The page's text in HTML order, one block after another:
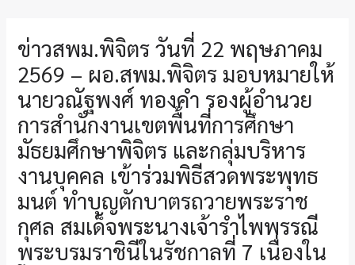
ข่าวสพม.พิจิตร วันที่ 22 พฤษภาคม
2569 – ผอ.สพม.พิจิตร มอบหมายให้
นายวณัฐพงศ์ ทองคำ รองผู้อำนวย
การสำนักงานเขตพื้นที่การศึกษา
มัธยมศึกษาพิจิตร และกลุ่มบริหาร
งานบุคคล เข้าร่วมพิธีสวดพระพุทธ
มนต์ ทำบุญตักบาตรถวายพระราช
กุศล สมเด็จพระนางเจ้ารำไพพรรณี
พระบรมราชินีในรัชกาลที่ 7 เนื่องใน